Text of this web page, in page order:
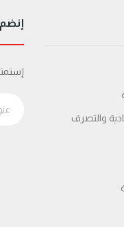
والتصرف
إنضم